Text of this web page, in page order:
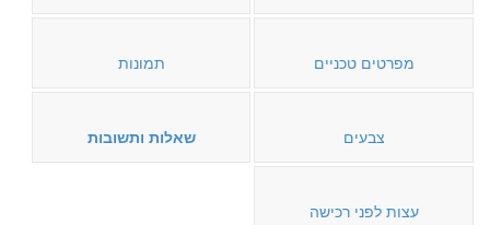
מפרטים טכניים תמונות
צבעים שאלות ותשובות
עצות לפני רכישה